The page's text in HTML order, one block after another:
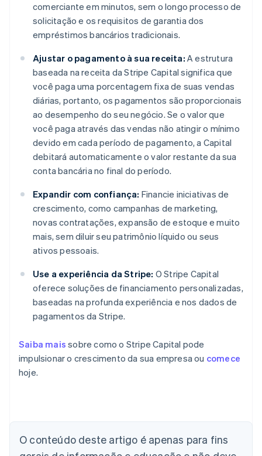
comerciante em minutos, sem o longo processo de
solicitação e os requisitos de garantia dos
empréstimos bancários tradicionais.
Ajustar o pagamento à sua receita: A estrutura
baseada na receita da Stripe Capital significa que
você paga uma porcentagem fixa de suas vendas
diárias, portanto, os pagamentos são proporcionais
ao desempenho do seu negócio. Se o valor que
você paga através das vendas não atingir o mínimo
devido em cada período de pagamento, a Capital
debitará automaticamente o valor restante da sua
conta bancária no final do período.
Expandir com confiança: Financie iniciativas de
crescimento, como campanhas de marketing,
novas contratações, expansão de estoque e muito
mais, sem diluir seu patrimônio líquido ou seus
ativos pessoais.
Use a experiência da Stripe: O Stripe Capital
oferece soluções de financiamento personalizadas,
baseadas na profunda experiência e nos dados de
pagamentos da Stripe.
Saiba mais sobre como o Stripe Capital pode
impulsionar o crescimento da sua empresa ou comece
hoje.
O conteúdo deste artigo é apenas para fins
Alemanha